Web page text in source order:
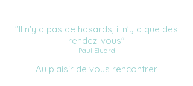
"Il n'y a pas de hasards, il n'y a que des
rendez-vous"
Paul Eluard
Au plaisir de vous rencontrer.